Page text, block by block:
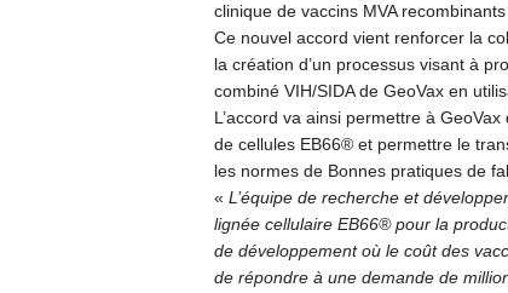
clinique de vaccins MVA
Ce nouvel accord vient renforcer la
la création d’un processus visant à
combiné VIH/SIDA de GeoVax en
L’accord va ainsi permettre à
de cellules EB66® et permettre le
les normes de Bonnes pratiques de
« L’équipe de recherche et
lignée cellulaire EB66® pour la
de développement où le coût des
de répondre à une demande de